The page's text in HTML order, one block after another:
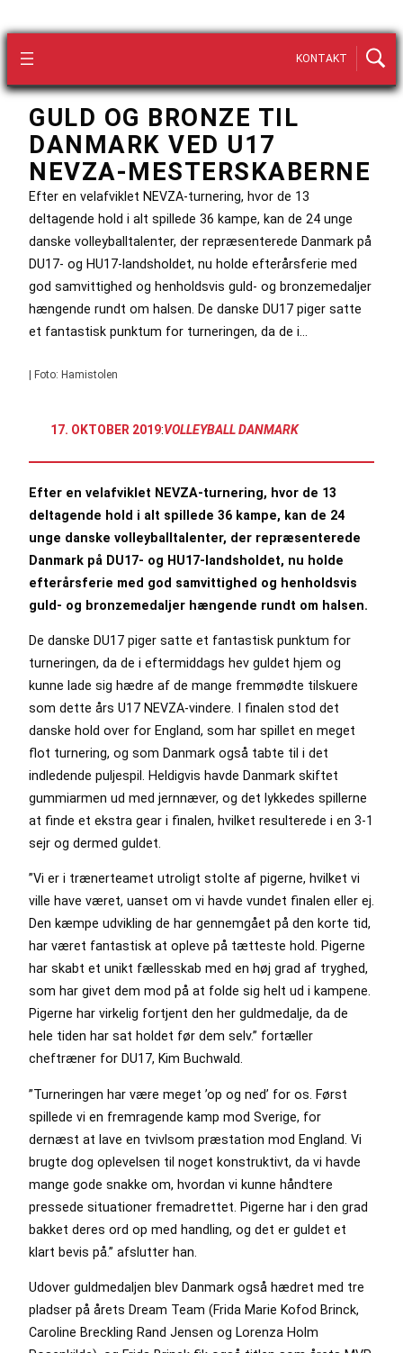
KONTAKT
GULD OG BRONZE TIL
DANMARK VED U17
NEVZA-MESTERSKABERNE
Efter en velafviklet NEVZA-turnering, hvor de 13
deltagende hold i alt spillede 36 kampe, kan de 24 unge
danske volleyballtalenter, der repræsenterede Danmark på
DU17- og HU17-landsholdet, nu holde efterårsferie med
god samvittighed og henholdsvis guld- og bronzemedaljer
hængende rundt om halsen. De danske DU17 piger satte
et fantastisk punktum for turneringen, da de i…
| Foto: Hamistolen
17. OKTOBER 2019:VOLLEYBALL DANMARK
Efter en velafviklet NEVZA-turnering, hvor de 13
deltagende hold i alt spillede 36 kampe, kan de 24
unge danske volleyballtalenter, der repræsenterede
Danmark på DU17- og HU17-landsholdet, nu holde
efterårsferie med god samvittighed og henholdsvis
guld- og bronzemedaljer hængende rundt om halsen.
De danske DU17 piger satte et fantastisk punktum for
turneringen, da de i eftermiddags hev guldet hjem og
kunne lade sig hædre af de mange fremmødte tilskuere
som dette års U17 NEVZA-vindere. I finalen stod det
danske hold over for England, som har spillet en meget
flot turnering, og som Danmark også tabte til i det
indledende puljespil. Heldigvis havde Danmark skiftet
gummiarmen ud med jernnæver, og det lykkedes spillerne
at finde et ekstra gear i finalen, hvilket resulterede i en 3-1
sejr og dermed guldet.
”Vi er i trænerteamet utroligt stolte af pigerne, hvilket vi
ville have været, uanset om vi havde vundet finalen eller ej.
Den kæmpe udvikling de har gennemgået på den korte tid,
har været fantastisk at opleve på tætteste hold. Pigerne
har skabt et unikt fællesskab med en høj grad af tryghed,
som har givet dem mod på at folde sig helt ud i kampene.
Pigerne har virkelig fortjent den her guldmedalje, da de
hele tiden har sat holdet før dem selv.” fortæller
cheftræner for DU17, Kim Buchwald.
”Turneringen har være meget ’op og ned’ for os. Først
spillede vi en fremragende kamp mod Sverige, for
dernæst at lave en tvivlsom præstation mod England. Vi
brugte dog oplevelsen til noget konstruktivt, da vi havde
mange gode snakke om, hvordan vi kunne håndtere
pressede situationer fremadrettet. Pigerne har i den grad
bakket deres ord op med handling, og det er guldet et
klart bevis på.” afslutter han.
Udover guldmedaljen blev Danmark også hædret med tre
pladser på årets Dream Team (Frida Marie Kofod Brinck,
Caroline Breckling Rand Jensen og Lorenza Holm